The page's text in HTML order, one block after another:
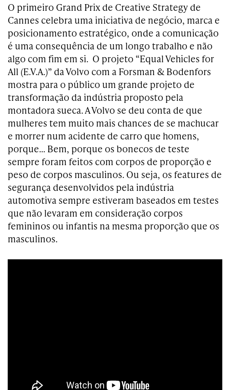
O primeiro Grand Prix de Creative Strategy de
Cannes celebra uma iniciativa de negócio, marca e
posicionamento estratégico, onde a comunicação
é uma consequência de um longo trabalho e não
algo com fim em si. O projeto “Equal Vehicles for
All (E.V.A.)” da Volvo com a Forsman & Bodenfors
mostra para o público um grande projeto de
transformação da indústria proposto pela
montadora sueca. A Volvo se deu conta de que
mulheres tem muito mais chances de se machucar
e morrer num acidente de carro que homens,
porque… Bem, porque os bonecos de teste
sempre foram feitos com corpos de proporção e
peso de corpos masculinos. Ou seja, os features de
segurança desenvolvidos pela indústria
automotiva sempre estiveram baseados em testes
que não levaram em consideração corpos
femininos ou infantis na mesma proporção que os
masculinos.